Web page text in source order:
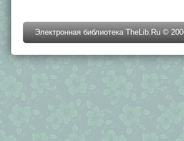
Электронная библиотека TheLib.Ru ©